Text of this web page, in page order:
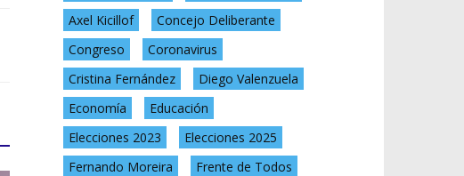
Axel Kicillof
Concejo Deliberante
Congreso
Coronavirus
Cristina Fernández
Diego Valenzuela
Economía
Educación
Elecciones 2023
Elecciones 2025
Fernando Moreira
Frente de Todos